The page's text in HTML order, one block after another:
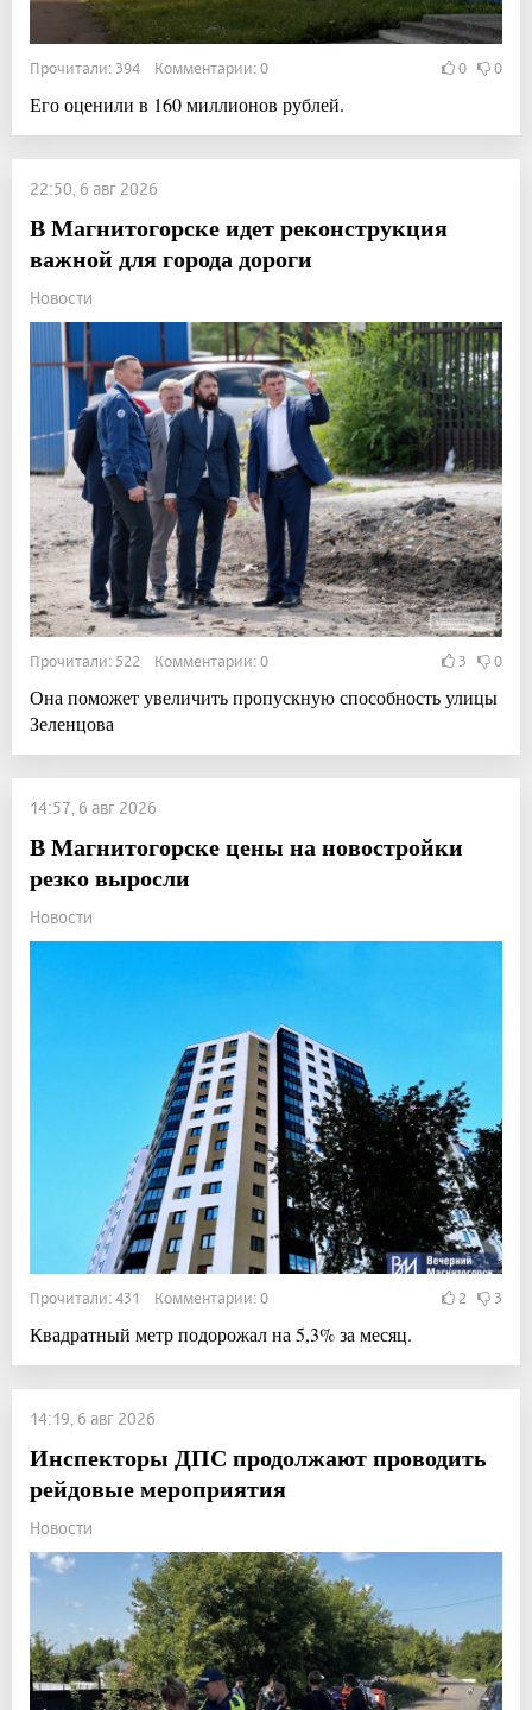
Прочитали: 394 Комментарии: 0 0 0
Его оценили в 160 миллионов рублей.
22:50, 6 авг 2026
В Магнитогорске идет реконструкция
важной для города дороги
Новости
Прочитали: 522 Комментарии: 0 3 0
Она поможет увеличить пропускную способность улицы
Зеленцова
14:57, 6 авг 2026
В Магнитогорске цены на новостройки
резко выросли
Новости
Прочитали: 431 Комментарии: 0 2 3
Квадратный метр подорожал на 5,3% за месяц.
14:19, 6 авг 2026
Инспекторы ДПС продолжают проводить
рейдовые мероприятия
Новости